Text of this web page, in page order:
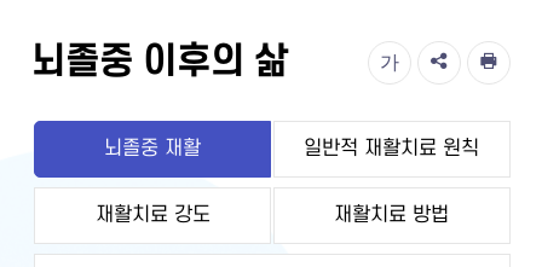
뇌졸중 이후의 삶 가
뇌졸중 재활 일반적 재활치료 원칙
재활치료 강도 재활치료 방법